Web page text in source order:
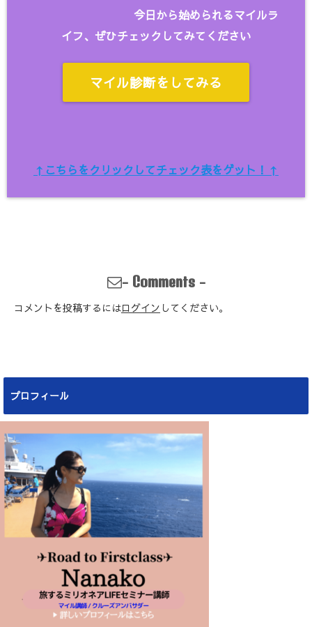
今日から始められるマイルラ
イフ、ぜひチェックしてみてください
マイル診断をしてみる
↑こちらをクリックしてチェック表をゲット！↑
- Comments-
コメントを投稿するにはログイン してください。
プロフィール